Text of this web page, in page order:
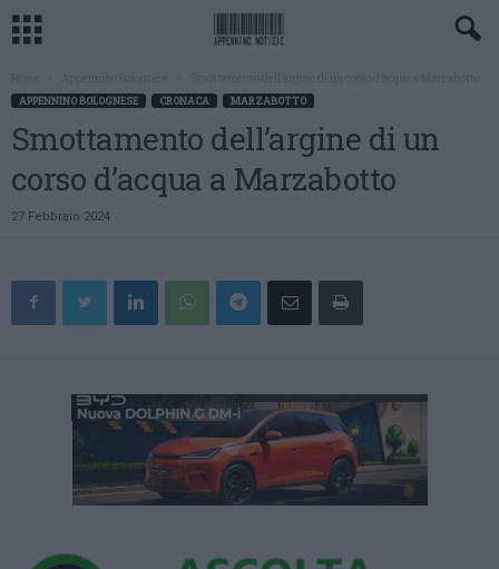
APPENNINO BOLOGNESE CRONACA MARZABOTTO
Smottamento dell’argine di un
corso d’acqua a Marzabotto
27 Febbraio 2024